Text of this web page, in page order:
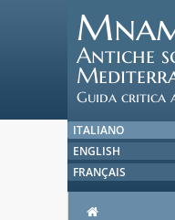
Antiche
Guida critica
ITALIANO
ENGLISH
FRANÇAIS